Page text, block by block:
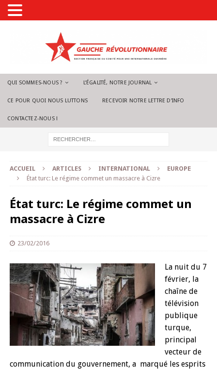
QUI SOMMES-NOUS ? L’ÉGALITÉ, NOTRE JOURNAL
CE POUR QUOI NOUS LUTTONS RECEVOIR NOTRE LETTRE D’INFO
CONTACTEZ-NOUS !
ACCUEIL ARTICLES INTERNATIONAL
EUROPE
État turc: Le régime commet un massacre à Cizre
État turc: Le régime commet un
massacre à Cizre
23/02/2016
La nuit du 7
février, la
chaîne de
télévision
publique
turque,
principal
vecteur de
communication du gouvernement, a marqué les esprits